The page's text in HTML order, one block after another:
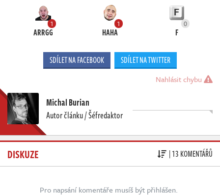
1
ARRGG
1
HAHA
0
F
SDÍLET NA FACEBOOK SDÍLET NA TWITTER
Nahlásit chybu
Michal Burian
Autor článku / Šéfredaktor
DISKUZE | 13 KOMENTÁŘŮ
Pro napsání komentáře musíš být přihlášen.